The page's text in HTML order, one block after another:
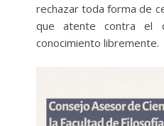
rechazar toda forma de
que atente contra el
conocimiento libremente.